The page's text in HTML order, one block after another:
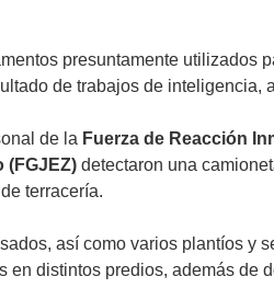
presuntamente utilizados
de trabajos de
de la Fuerza de Reacción
(FGJEZ) detectaron una
terracería.
así como varios plantíos y
en distintos predios, además de